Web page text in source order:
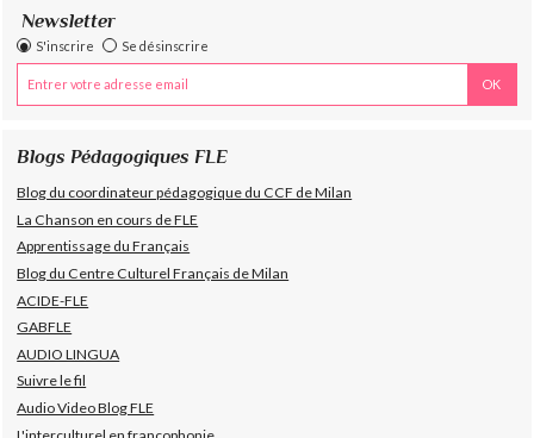
Newsletter
S'inscrire Se désinscrire
Blogs Pédagogiques FLE
Blog du coordinateur pédagogique du CCF de Milan
La Chanson en cours de FLE
Apprentissage du Français
Blog du Centre Culturel Français de Milan
ACIDE-FLE
GABFLE
AUDIO LINGUA
Suivre le fil
Audio Video Blog FLE